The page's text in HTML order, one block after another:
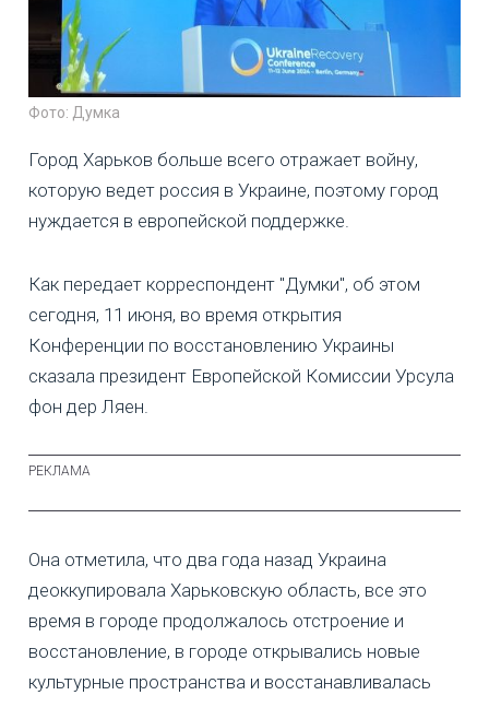
Фото: Думка
Город Харьков больше всего отражает войну,
которую ведет россия в Украине, поэтому город
нуждается в европейской поддержке.
Как передает корреспондент "Думки", об этом
сегодня, 11 июня, во время открытия
Конференции по восстановлению Украины
сказала президент Европейской Комиссии Урсула
фон дер Ляен.
Она отметила, что два года назад Украина
деоккупировала Харьковскую область, все это
время в городе продолжалось отстроение и
восстановление, в городе открывались новые
культурные пространства и восстанавливалась